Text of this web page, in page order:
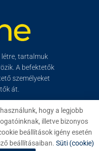
létre, tartalmuk
A befektetők
személyeket
át.
jog fenntartva
hogy a legjobb
illetve bizonyos
beállítások igény esetén
beállításaiban. Süti (cookie)